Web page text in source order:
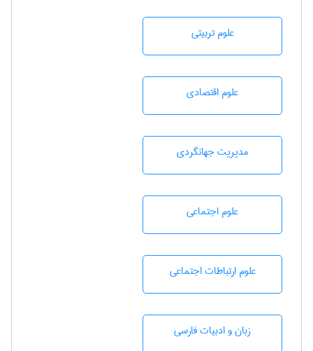
علوم تربيتی
علوم اقتصادی
مديريت جهانگردی
علوم اجتماعی
علوم ارتباطات اجتماعی
زبان و ادبيات فارسی